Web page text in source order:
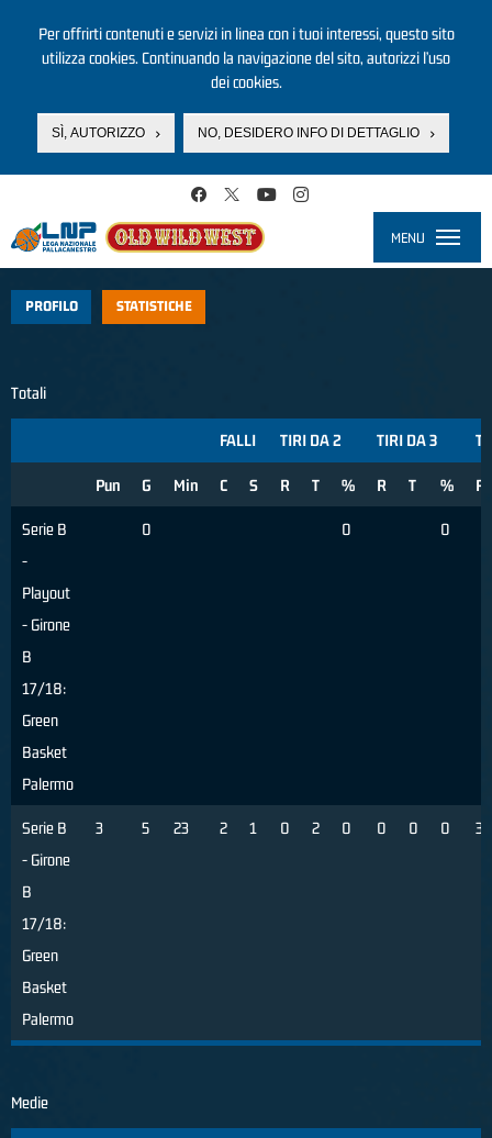
Per offrirti contenuti e servizi in linea con i tuoi interessi, questo sito
utilizza cookies. Continuando la navigazione del sito, autorizzi l’uso
dei cookies.
SÌ, AUTORIZZO NO, DESIDERO INFO DI DETTAGLIO
MENU
PROFILO STATISTICHE
Totali
FALLI TIRI DA 2 TIRI DA 3
Pun G Min C S R T % R T % R
Serie B
-
Playout
- Girone
B
17/18:
Green
Basket
Palermo
0 0 0
Serie B
- Girone
B
17/18:
Green
Basket
Palermo
3 5 23 2 1 0 2 0 0 0 0 3
Medie